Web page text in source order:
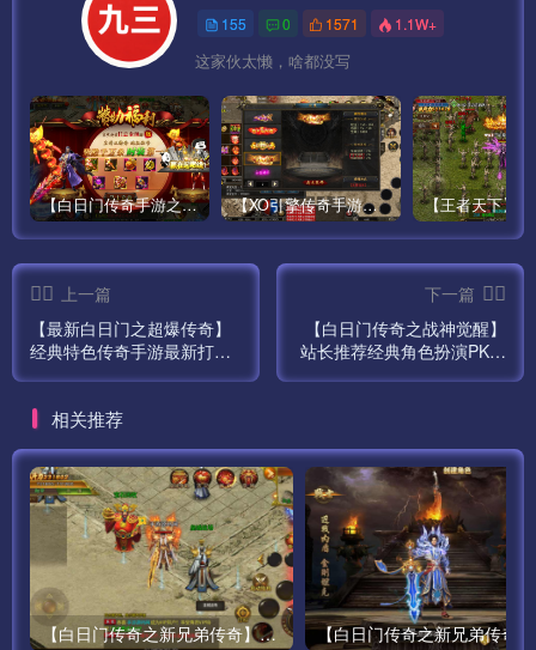
155 0 1571 1.1W+
这家伙太懒，啥都没写
【白日门传奇手游之鸿蒙王者】攻速特别版大型PK角色扮演类手游最新整理Win手工服务端源码视频教程-安卓 【XO引擎传奇手游之高仿美杜莎】经典XO三端引擎单职业传奇手游最新打包Win服务端源码视频架设教程-魂环-时装-逆天改命-创世圣域-经典复古-安卓PC电脑苹果IOS双端版本！
上一篇
【最新白日门之超爆传奇】
经典特色传奇手游最新打包
卓版本！
下一篇
【白日门传奇之战神觉醒】
站长推荐经典角色扮演PK白
相关推荐
【白日门传奇之新兄弟传奇】单职业大型PK角色扮演类传奇手游最新打包win服务端源码视频架设教程-完善GM后台工具-安卓版本！